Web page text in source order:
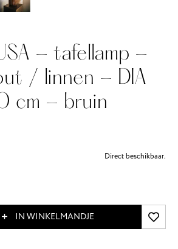
- tafellamp -
/ linnen - DIA
cm - bruin
Direct beschikbaar.
IN WINKELMANDJE